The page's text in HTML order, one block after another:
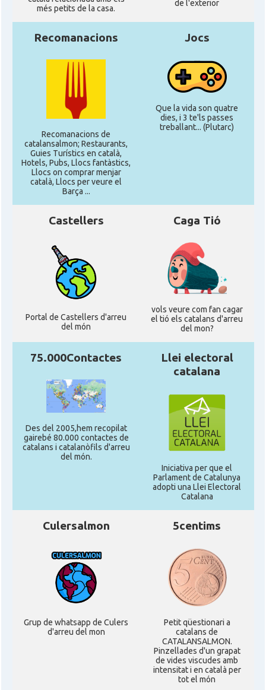
més petits de la casa.
de l'exterior
Recomanacions
Recomanacions de
catalansalmon; Restaurants,
Guies Turístics en català,
Hotels, Pubs, Llocs fantàstics,
Llocs on comprar menjar
català, Llocs per veure el
Barça ...
Jocs
Que la vida son quatre
dies, i 3 te'ls passes
treballant... (Plutarc)
Castellers
Portal de Castellers d'arreu
del món
Caga Tió
vols veure com fan cagar
el tió els catalans d'arreu
del mon?
75.000Contactes
Des del 2005,hem recopilat
gairebé 80.000 contactes de
catalans i catalanòfils d'arreu
del món.
Llei electoral
catalana
Iniciativa per que el
Parlament de Catalunya
adopti una Llei Electoral
Catalana
Culersalmon
Grup de whatsapp de Culers
d'arreu del mon
5centims
Petit qüestionari a
catalans de
CATALANSALMON.
Pinzellades d'un grapat
de vides viscudes amb
intensitat i en català per
tot el món